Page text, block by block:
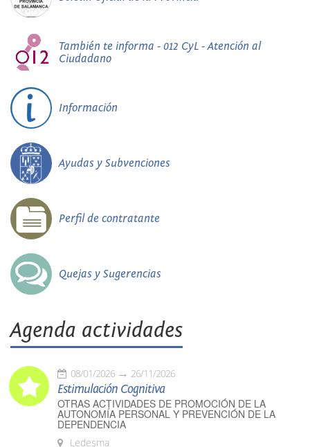
También te informa - 012 CyL - Atención al
Ciudadano
Información
Ayudas y Subvenciones
Perfil de contratante
Quejas y Sugerencias
Agenda actividades
08/01/2026 26/11/2026
Estimulación Cognitiva
OTRAS ACTIVIDADES DE PROMOCIÓN DE LA
AUTONOMÍA PERSONAL Y PREVENCIÓN DE LA
DEPENDENCIA
Ledesma